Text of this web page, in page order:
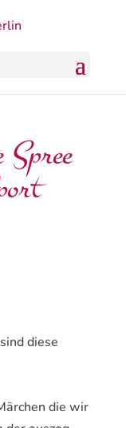
diese
die wir